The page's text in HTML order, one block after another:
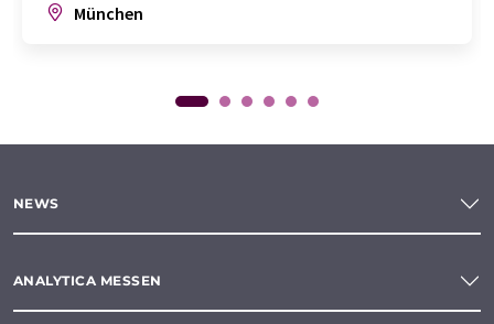
München
NEWS
ANALYTICA MESSEN